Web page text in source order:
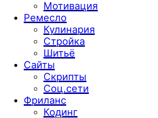
Мотивация
Ремесло
Кулинария
Стройка
Шитьё
Сайты
Скрипты
Соц.сети
Фриланс
Кодинг